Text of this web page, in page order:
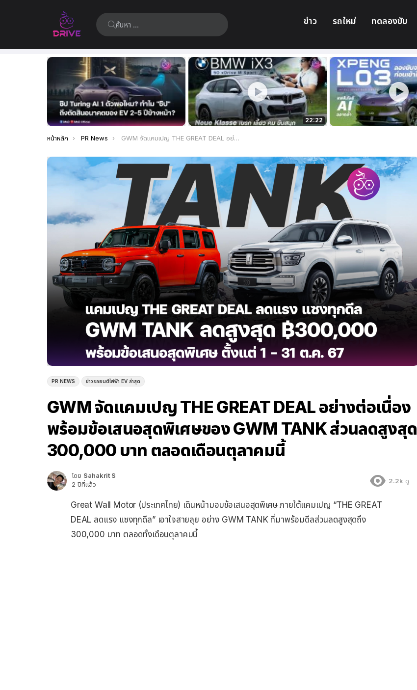
ค้นหา: ข่าว รถใหม่ ทดลองขับ
เรื่อง
ล่าสุด
22:22
คุณอยู่ที่นี่:
หน้าหลัก PR News GWM จัดแคมเปญ THE GREAT DEAL อย่างต่อเนื่อง พร้อมข้อเสนอสุดพิเศษของ GWM TANK ส่วนลดสูงสุด 300,000 บาท ตลอดเดือนตุลาคมนี้
PR NEWS ข่าวรถยนต์ไฟฟ้า EV ล่าสุด
GWM จัดแคมเปญ THE GREAT DEAL อย่างต่อเนื่อง
พร้อมข้อเสนอสุดพิเศษของ GWM TANK ส่วนลดสูงสุด
300,000 บาท ตลอดเดือนตุลาคมนี้
โดย Sahakrit S
2 ปีที่แล้ว
2.2k ดู
Great Wall Motor (ประเทศไทย) เดินหน้ามอบข้อเสนอสุดพิเศษ ภายใต้แคมเปญ “THE GREAT
DEAL ลดแรง แซงทุกดีล” เอาใจสายลุย อย่าง GWM TANK ที่มาพร้อมดีลส่วนลดสูงสุดถึง
300,000 บาท ตลอดทั้งเดือนตุลาคมนี้